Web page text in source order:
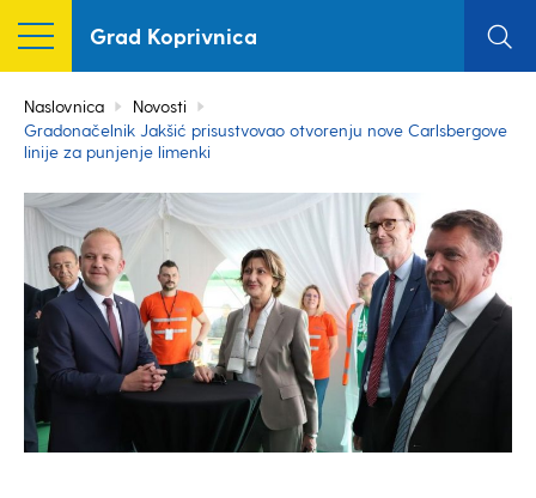
Grad Koprivnica
Naslovnica
Novosti
Gradonačelnik Jakšić prisustvovao otvorenju nove Carlsbergove
linije za punjenje limenki